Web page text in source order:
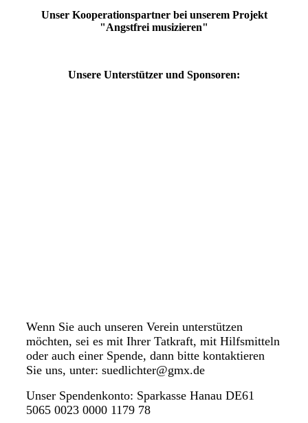
Unser Kooperationspartner bei unserem Projekt
"Angstfrei musizieren"
Unsere Unterstützer und Sponsoren:
Wenn Sie auch unseren Verein unterstützen
möchten, sei es mit Ihrer Tatkraft, mit Hilfsmitteln
oder auch einer Spende, dann bitte kontaktieren
Sie uns, unter: suedlichter@gmx.de
Unser Spendenkonto: Sparkasse Hanau DE61
5065 0023 0000 1179 78